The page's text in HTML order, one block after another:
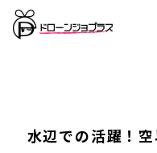
水辺での活躍！